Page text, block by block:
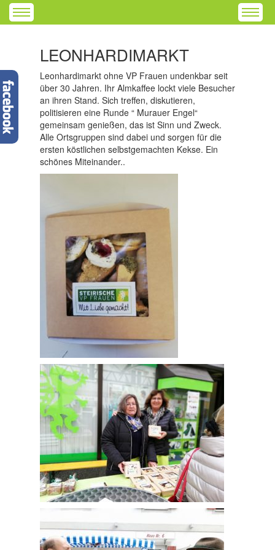
LEONHARDIMARKT
Leonhardimarkt ohne VP Frauen undenkbar seit
über 30 Jahren. Ihr Almkaffee lockt viele Besucher
an ihren Stand. Sich treffen, diskutieren,
politisieren eine Runde “ Murauer Engel“
gemeinsam genießen, das ist Sinn und Zweck.
Alle Ortsgruppen sind dabei und sorgen für die
ersten köstlichen selbstgemachten Kekse. Ein
schönes Miteinander..